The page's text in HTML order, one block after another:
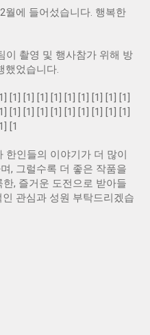
월에 들어섰습니다. 행복한
이 촬영 및 행사참가 위해 방
했었습니다.
[1] [1] [1] [1] [1] [1] [1] [1] [1]
[1] [1] [1] [1] [1] [1] [1] [1] [1]
[1
한인들의 이야기가 더 많이
, 그럴수록 더 좋은 작품을
, 즐거운 도전으로 받아들
관심과 성원 부탁드리겠습